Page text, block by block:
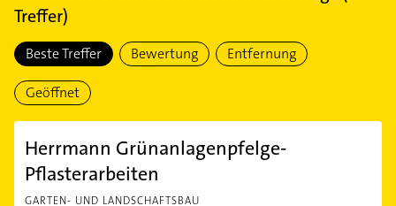
Treffer)
Beste Treffer Bewertung Entfernung
Geöffnet
Herrmann Grünanlagenpfelge-
Pflasterarbeiten
GARTEN- UND LANDSCHAFTSBAU